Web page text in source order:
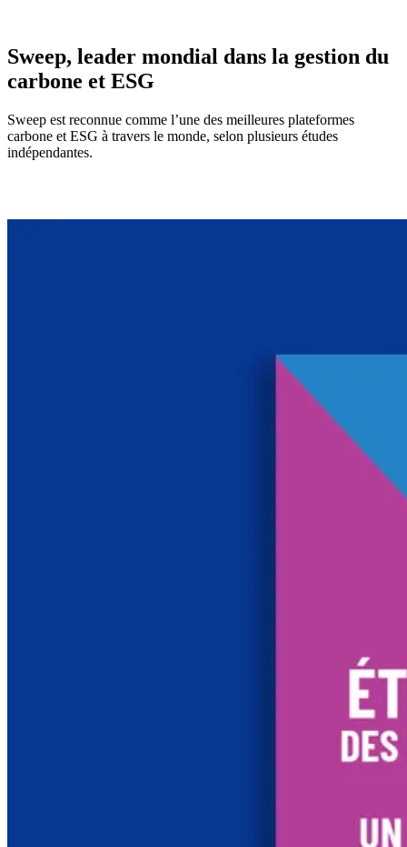
Sweep, leader mondial dans la gestion du
carbone et ESG
Sweep est reconnue comme l’une des meilleures plateformes
carbone et ESG à travers le monde, selon plusieurs études
indépendantes.